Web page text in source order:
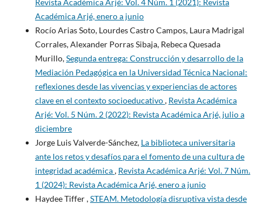
Revista Académica Arjé: Vol. 4 Núm. 1 (2021): Revista
Académica Arjé, enero a junio
Rocío Arias Soto, Lourdes Castro Campos, Laura Madrigal
Corrales, Alexander Porras Sibaja, Rebeca Quesada
Murillo,Segunda entrega: Construcción y desarrollo de la
Mediación Pedagógica en la Universidad Técnica Nacional:
reflexiones desde las vivencias y experiencias de actores
clave en el contexto socioeducativo, Revista Académica
Arjé: Vol. 5 Núm. 2 (2022): Revista Académica Arjé, julio a
diciembre
Jorge Luis Valverde-Sánchez, La biblioteca universitaria
ante los retos y desafíos para el fomento de una cultura de
integridad académica, Revista Académica Arjé: Vol. 7 Núm.
1 (2024): Revista Académica Arjé, enero a junio
Haydee Tiffer ,STEAM. Metodología disruptiva vista desde